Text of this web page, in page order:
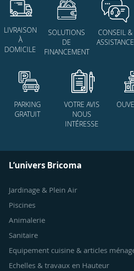
LIVRAISON
À
DOMICILE
SOLUTIONS
DE
FINANCEMENT
CONSEIL &
ASSISTANCE
PARKING
GRATUIT
VOTRE AVIS
NOUS
INTÉRESSE
L’univers Bricoma
Jardinage & Plein Air
Piscines
Animalerie
Sanitaire
Equipement cuisine & articles
Echelles & travaux en Hauteur